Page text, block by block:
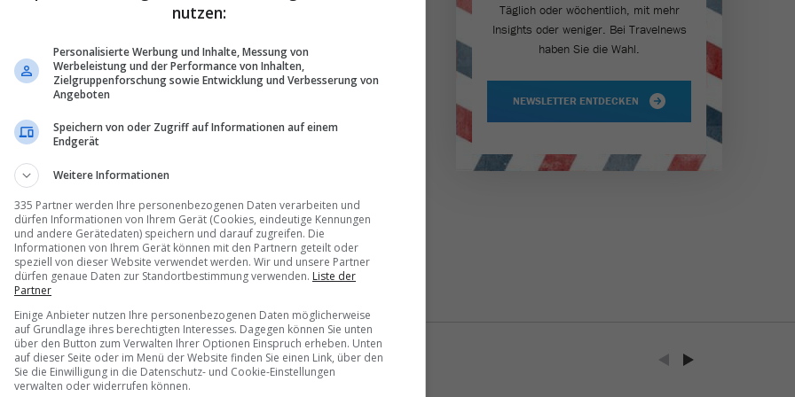
Täglich oder wöchentlich, mit mehr
Insights oder weniger. Bei Travel­news
haben Sie die Wahl.
NEWSLETTER ENTDECKEN
nutzen:
Personalisierte Werbung und Inhalte, Messung von
Werbeleistung und der Performance von Inhalten,
Zielgruppenforschung sowie Entwicklung und Verbesserung von
Angeboten
Speichern von oder Zugriff auf Informationen auf einem
Endgerät
Weitere Informationen
335 Partner werden Ihre personenbezogenen Daten verarbeiten und
dürfen Informationen von Ihrem Gerät (Cookies, eindeutige Kennungen
und andere Gerätedaten) speichern und darauf zugreifen. Die
Informationen von Ihrem Gerät können mit den Partnern geteilt oder
speziell von dieser Website verwendet werden. Wir und unsere Partner
dürfen genaue Daten zur Standortbestimmung verwenden. Liste der
Partner
Einige Anbieter nutzen Ihre personenbezogenen Daten möglicherweise
auf Grundlage ihres berechtigten Interesses. Dagegen können Sie unten
über den Button zum Verwalten Ihrer Optionen Einspruch erheben. Unten
auf dieser Seite oder im Menü der Website finden Sie einen Link, über den
Sie die Einwilligung in die Datenschutz- und Cookie-Einstellungen
verwalten oder widerrufen können.